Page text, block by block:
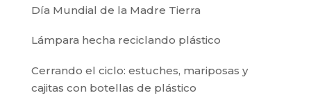
Día Mundial de la Madre Tierra
Lámpara hecha reciclando plástico
Cerrando el ciclo: estuches, mariposas y
cajitas con botellas de plástico